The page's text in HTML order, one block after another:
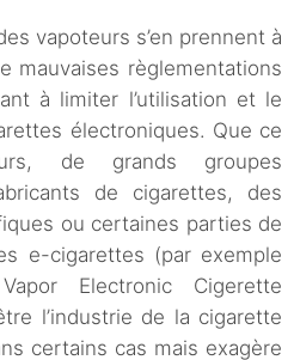
vapoteurs s’en prennent à
mauvaises règlementations
à limiter l’utilisation et le
électroniques. Que ce
de grands groupes
de cigarettes, des
ou certaines parties de
e-cigarettes (par exemple
Electronic Cigerette
l’industrie de la cigarette
certains cas mais exagère